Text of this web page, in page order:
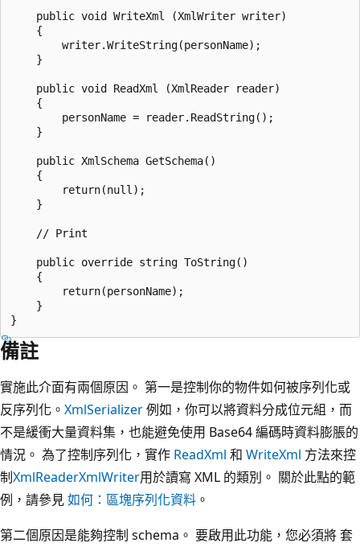
    public void WriteXml (XmlWriter writer)
    {
        writer.WriteString(personName);
    }
    public void ReadXml (XmlReader reader)
    {
        personName = reader.ReadString();
    }
    public XmlSchema GetSchema()
    {
        return(null);
    }
    // Print
    public override string ToString()
    {
        return(personName);
    }
備註
實施此介面有兩個原因。 第一是控制你的物件如何被序列化或
反序列化。 XmlSerializer例如，你可以將資料分成位元組，而
不是緩衝大量資料集，也能避免使用 Base64 編碼時資料膨脹的
情況。 為了控制序列化，實作 ReadXml 和 WriteXml 方法來控
制XmlReaderXmlWriter用於讀寫 XML 的類別。 關於此點的範
例，請參見如何：區塊序列化資料 。
第二個原因是能夠控制 schema。 要啟用此功能，您必須將 套